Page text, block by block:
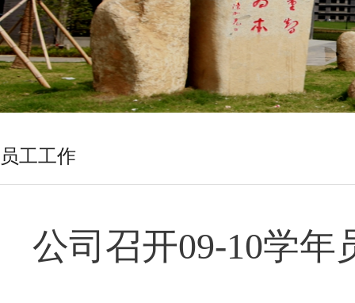
员工工作
公司召开09-10学